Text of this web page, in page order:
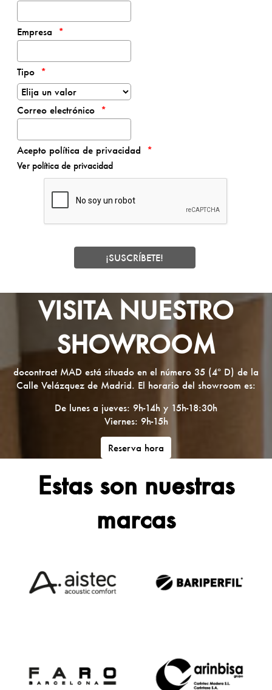
Empresa
Tipo
Correo electrónico
Acepto política de privacidad
Ver política de privacidad
VISITA NUESTRO
SHOWROOM
docontract MAD está situado en el número 35 (4º D) de la
Calle Velázquez de Madrid. El horario del showroom es:
De lunes a jueves: 9h-14h y 15h-18:30h
Viernes: 9h-15h
Reserva hora
Estas son nuestras
marcas